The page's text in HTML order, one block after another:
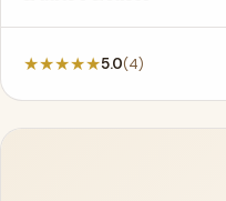
★★★★★5.0(4)